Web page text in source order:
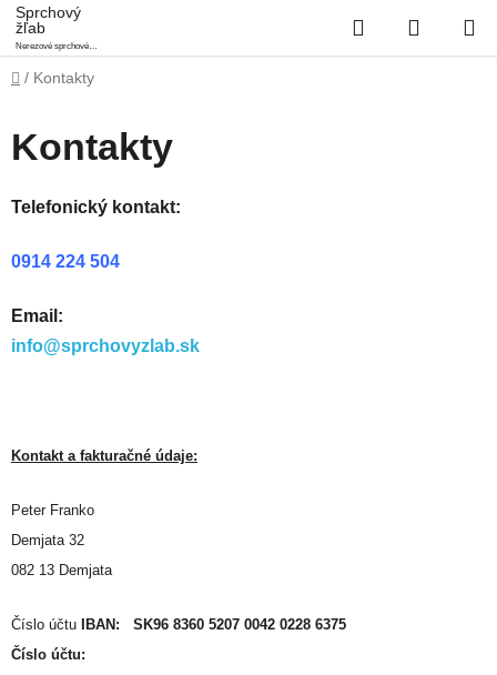
Prejsť
na
obsah
Sprchový
žľab
Nerezové sprchové
podlahové žľaby
Hľadať
KOŠÍK
Domov
/ Kontakty
Kontakty
Telefonický kontakt:
0914 224 504
Email:
info@sprchovyzlab.sk
Kontakt a fakturačné údaje:
Peter Franko
Demjata 32
082 13 Demjata
Číslo účtu
IBAN: SK96 8360 5207 0042 0228 6375
Číslo účtu: